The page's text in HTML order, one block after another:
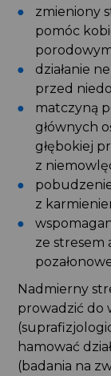
zmieniony
pomóc
działanie
przed
matczyną
głównych
głębokiej
z
z
ze stresem
Nadmierny
prowadzić do
hamować
(badania na